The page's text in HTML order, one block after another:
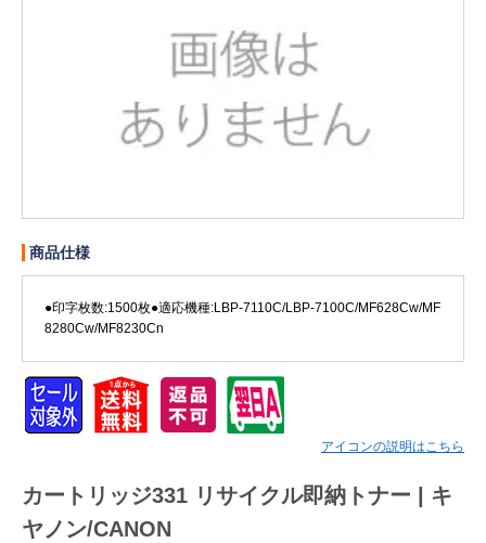
メーカーカタログ一覧
カタログ請求（無料）
デジタルカタログ
（注文番号からご注文）
ログアウト
Myページ
円から
円まで
商品仕様
●印字枚数:1500枚●適応機種:LBP-7110C/LBP-7100C/MF628Cw/MF
8280Cw/MF8230Cn
アイコンの説明はこちら
カートリッジ331 リサイクル即納トナー | キ
ヤノン/CANON